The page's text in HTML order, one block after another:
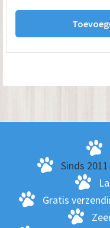
Sinds
Gratis